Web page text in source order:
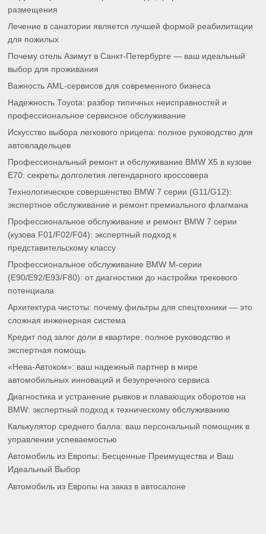
размещения
Лечение в санатории является лучшей формой реабилитации
для пожилых
Почему отель Азимут в Санкт-Петербурге — ваш идеальный
выбор для проживания
Важность AML-сервисов для современного бизнеса
Надежность Toyota: разбор типичных неисправностей и
профессиональное сервисное обслуживание
Искусство выбора легкового прицепа: полное руководство для
автовладельцев
Профессиональный ремонт и обслуживание BMW X5 в кузове
E70: секреты долголетия легендарного кроссовера
Технологическое совершенство BMW 7 серии (G11/G12):
экспертное обслуживание и ремонт премиального флагмана
Профессиональное обслуживание и ремонт BMW 7 серии
(кузова F01/F02/F04): экспертный подход к
представительскому классу
Профессиональное обслуживание BMW M-серии
(E90/E92/E93/F80): от диагностики до настройки трекового
потенциала
Архитектура чистоты: почему фильтры для спецтехники — это
сложная инженерная система
Кредит под залог доли в квартире: полное руководство и
экспертная помощь
«Нева-Автоком»: ваш надежный партнер в мире
автомобильных инноваций и безупречного сервиса
Диагностика и устранение рывков и плавающих оборотов на
BMW: экспертный подход к техническому обслуживанию
Калькулятор среднего балла: ваш персональный помощник в
управлении успеваемостью
Автомобиль из Европы: Бесценные Преимущества и Ваш
Идеальный Выбор
Автомобиль из Европы на заказ в автосалоне